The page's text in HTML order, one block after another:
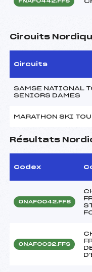
Circuits
Circuits
SAMSE NATIONAL
SENIORS DAMES
MARATHON SKI
Résultats
Codex
ONAF0042.FFS
ONAF0032.FFS